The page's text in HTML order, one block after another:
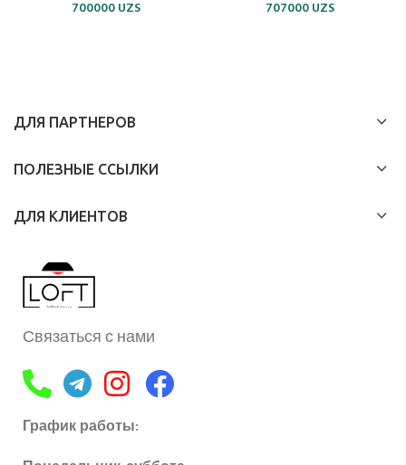
700000UZS 707000UZS
ДЛЯ ПАРТНЕРОВ
ПОЛЕЗНЫЕ ССЫЛКИ
ДЛЯ КЛИЕНТОВ
Связаться с нами
График работы: